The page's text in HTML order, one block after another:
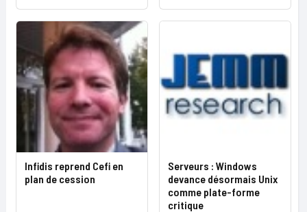
Infidis reprend Cefi en
plan de cession
Serveurs : Windows
devance désormais Unix
comme plate-forme
critique